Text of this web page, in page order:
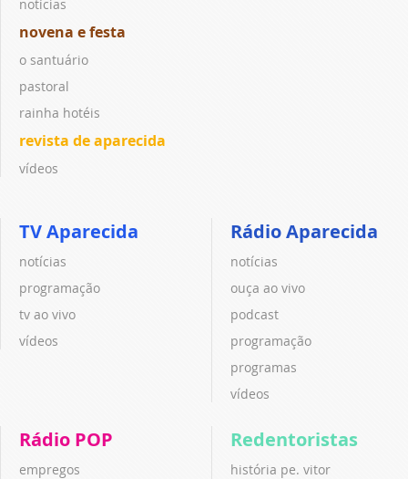
notícias
novena e festa
o santuário
pastoral
rainha hotéis
revista de aparecida
vídeos
TV Aparecida
notícias
programação
tv ao vivo
vídeos
Rádio Aparecida
notícias
ouça ao vivo
podcast
programação
programas
vídeos
Rádio POP
empregos
Redentoristas
história pe. vitor